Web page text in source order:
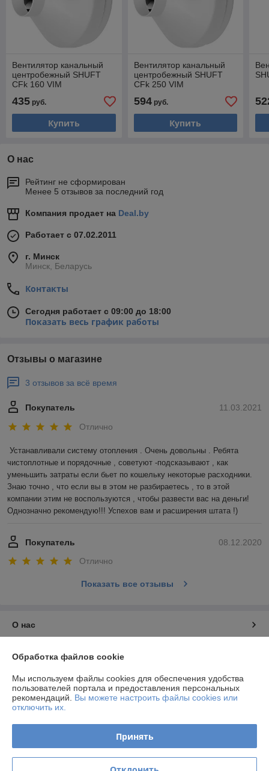
Вентилятор канальный
центробежный SHUFT
CFk 160 VIM
435 руб.
Купить
Вентилятор канальный
центробежный SHUFT
CFk 250 VIM
594руб.
Купить
О нас
Рейтинг не сформирован
Менее 5 отзывов за последний год
Компания продает на Deal.by
Работает с 07.02.2011
г. Минск
Минск, Беларусь
Контакты
Сегодня работает с 09:00 до 18:00
Показать весь график работы
Отзывы о магазине
3 отзывов за всё время
11.03.2021
Покупатель
Отлично
Устанавливали систему отопления . Очень довольны . Ребята
чистоплотные и порядочные , советуют -подсказывают , как
уменьшить затраты если бьет по кошельку некоторые расходники.
Знаю точно , что если вы в этом не разбираетесь , то в этой
компании этим не воспользуются , чтобы развести вас на деньги!
Однозначно рекомендую!!! Успехов вам и расширения штата !)
08.12.2020
Покупатель
Отлично
Показать все отзывы
О нас
Контакты
Доставка и оплата
График работы
Политика обработки cookies
Обработка файлов cookie
Мы используем файлы cookies для обеспечения удобства
пользователей портала и предоставления персональных
рекомендаций. Вы можете настроить файлы cookies или
отключить их.
Принять